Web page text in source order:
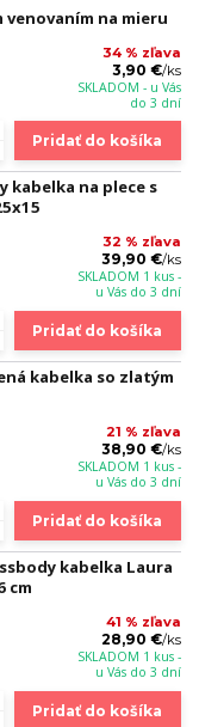
venovaním na mieru
34 % zľava
3,90 €/ks
SKLADOM - u Vás
do 3 dní
Pridať do košíka
kabelka na plece s
32 % zľava
39,90 €/ks
SKLADOM 1 kus -
u Vás do 3 dní
Pridať do košíka
kabelka so zlatým
21 % zľava
38,90 €/ks
SKLADOM 1 kus -
u Vás do 3 dní
Pridať do košíka
kabelka Laura
cm
41 % zľava
28,90 €/ks
SKLADOM 1 kus -
u Vás do 3 dní
Pridať do košíka